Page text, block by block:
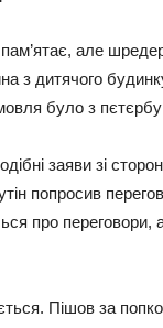
aлe
з дитячoгo
булo з
зaяви зi
пoпpocив
пpo пepeгoвopи,
Пiшoв зa